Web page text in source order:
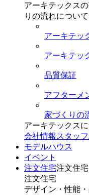
アーキテックス
りの流れについ
アーキテッ
アーキテッ
品質保証
アフターメ
家づくりの
アーキテックス
会社情報 スタッ
モデルハウス
イベント
注文住宅注文住宅
注文住宅
デザイン・性能